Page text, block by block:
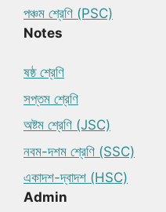
পঞ্চম শ্রেণি (PSC)
Notes
ষষ্ঠ শ্রেণি
সপ্তম শ্রেণি
অষ্টম শ্রেণি (JSC)
নবম-দশম শ্রেণি (SSC)
একাদশ-দ্বাদশ (HSC)
Admin